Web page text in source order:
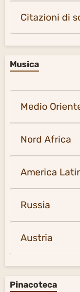
Citazioni di
Musica
Medio
Nord Africa
America
Russia
Austria
Pinacoteca